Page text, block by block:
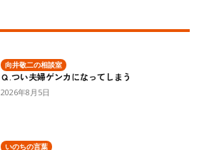
向井敬二の相談室
Ｑ.つい夫婦ゲンカになってしまう
2026年8月5日
いのちの言葉